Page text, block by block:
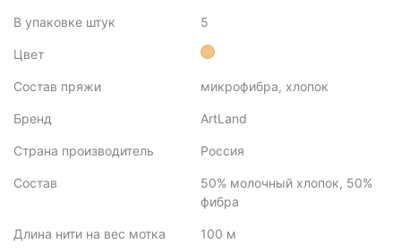
В упаковке штук 5
Цвет
Состав пряжи микрофибра, хлопок
Бренд ArtLand
Страна производитель Россия
Состав
50% молочный хлопок, 50%
фибра
Длина нити на вес мотка 100 м